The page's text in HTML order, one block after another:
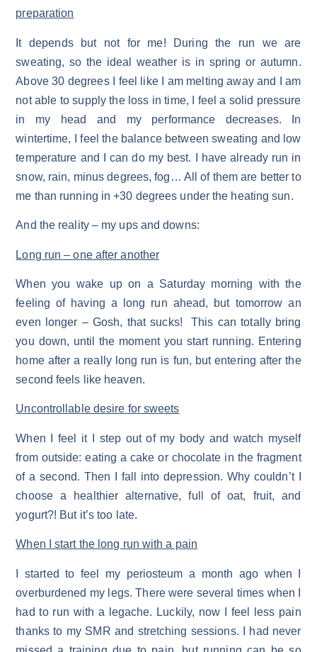
preparation
It depends but not for me! During the run we are
sweating, so the ideal weather is in spring or autumn.
Above 30 degrees I feel like I am melting away and I am
not able to supply the loss in time, I feel a solid pressure
in my head and my performance decreases. In
wintertime, I feel the balance between sweating and low
temperature and I can do my best. I have already run in
snow, rain, minus degrees, fog… All of them are better to
me than running in +30 degrees under the heating sun.
And the reality – my ups and downs:
Long run – one after another
When you wake up on a Saturday morning with the
feeling of having a long run ahead, but tomorrow an
even longer – Gosh, that sucks! This can totally bring
you down, until the moment you start running. Entering
home after a really long run is fun, but entering after the
second feels like heaven.
Uncontrollable desire for sweets
When I feel it I step out of my body and watch myself
from outside: eating a cake or chocolate in the fragment
of a second. Then I fall into depression. Why couldn’t I
choose a healthier alternative, full of oat, fruit, and
yogurt?! But it’s too late.
When I start the long run with a pain
I started to feel my periosteum a month ago when I
overburdened my legs. There were several times when I
had to run with a legache. Luckily, now I feel less pain
thanks to my SMR and stretching sessions. I had never